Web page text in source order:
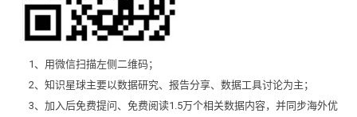
1、用微信扫描左侧二维码；
2、知识星球主要以数据研究、报告分享、数据工具讨论为主；
3、加入后免费提问、免费阅读1.5万个相关数据内容，并同步海外优